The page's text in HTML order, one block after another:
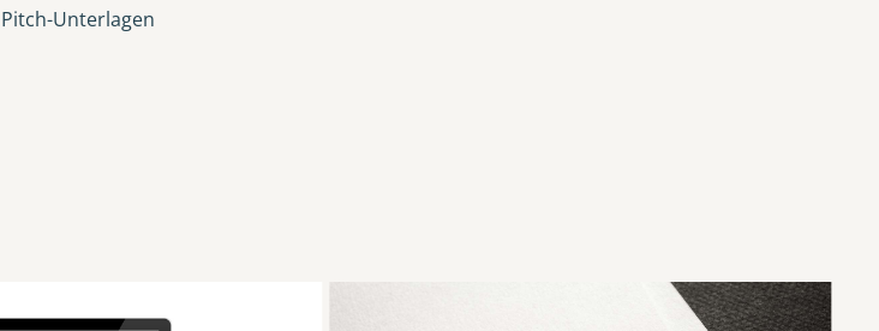
Pitch-Unterlagen